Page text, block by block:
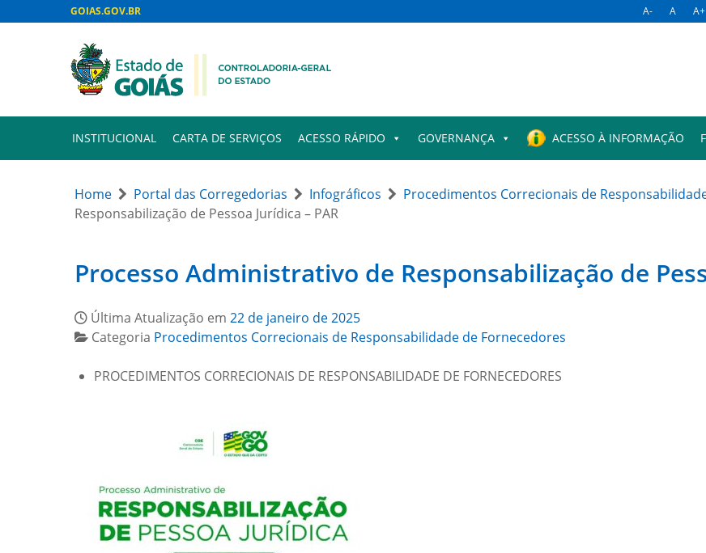
GOIAS.GOV.BR A- A A+
INSTITUCIONAL CARTA DE SERVIÇOS ACESSO RÁPIDO GOVERNANÇA ACESSO À INFORMAÇÃO
Home Portal das Corregedorias Infográficos Procedimentos Correcionais de
Responsabilização de Pessoa Jurídica – PAR
Processo Administrativo de Responsabilização de
Última Atualização em 22 de janeiro de 2025
Categoria Procedimentos Correcionais de Responsabilidade de Fornecedores
PROCEDIMENTOS CORRECIONAIS DE RESPONSABILIDADE DE FORNECEDORES